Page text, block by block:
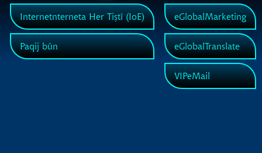
Internetnterneta Her Tiştî (IoE)
Paqij bûn
eGlobalMarketing
eGlobalTranslate
VIPeMail